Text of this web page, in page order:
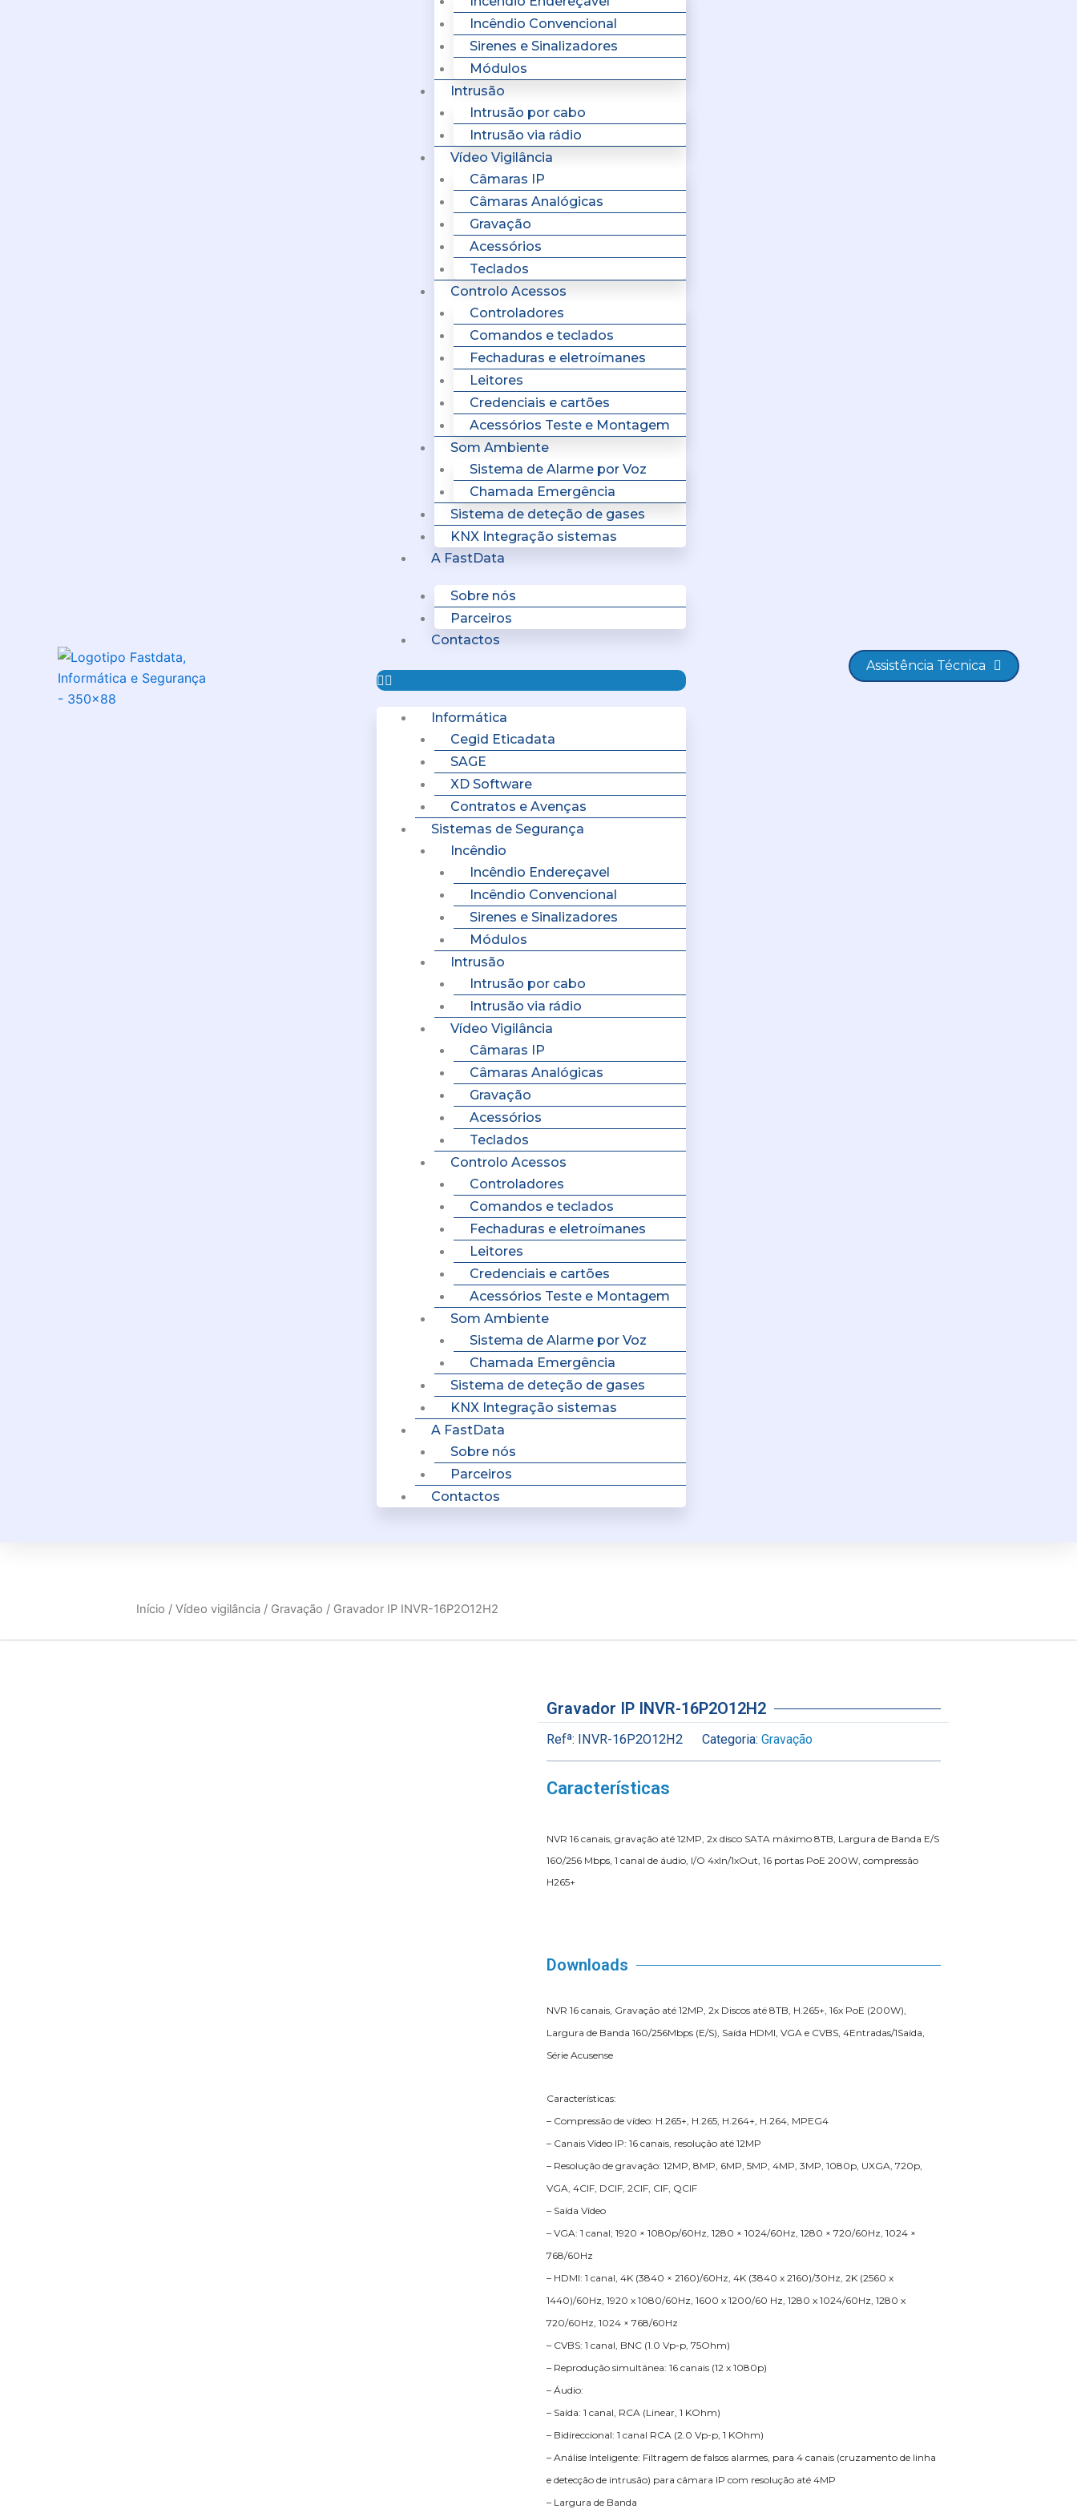
Incêndio Convencional
Sirenes e Sinalizadores
Módulos
Intrusão
Intrusão por cabo
Intrusão via rádio
Vídeo Vigilância
Câmaras IP
Câmaras Analógicas
Gravação
Acessórios
Teclados
Controlo Acessos
Controladores
Comandos e teclados
Fechaduras e eletroímanes
Leitores
Credenciais e cartões
Acessórios Teste e Montagem
Som Ambiente
Sistema de Alarme por Voz
Chamada Emergência
Sistema de deteção de gases
KNX Integração sistemas
A FastData
Sobre nós
Parceiros
Contactos
Informática
Cegid Eticadata
SAGE
XD Software
Contratos e Avenças
Sistemas de Segurança
Incêndio
Incêndio Endereçavel
Incêndio Convencional
Sirenes e Sinalizadores
Módulos
Intrusão
Intrusão por cabo
Intrusão via rádio
Vídeo Vigilância
Câmaras IP
Câmaras Analógicas
Gravação
Acessórios
Teclados
Controlo Acessos
Controladores
Comandos e teclados
Fechaduras e eletroímanes
Leitores
Credenciais e cartões
Acessórios Teste e Montagem
Som Ambiente
Sistema de Alarme por Voz
Chamada Emergência
Sistema de deteção de gases
KNX Integração sistemas
A FastData
Sobre nós
Parceiros
Contactos
Assistência Técnica
Início / Vídeo vigilância / Gravação / Gravador IP INVR-16P2O12H2
Gravador IP INVR-16P2O12H2
Refª: INVR-16P2O12H2 Categoria: Gravação
Características
NVR 16 canais, gravação até 12MP, 2x disco SATA máximo 8TB, Largura de Banda E/S
160/256 Mbps, 1 canal de áudio, I/O 4xIn/1xOut, 16 portas PoE 200W, compressão
H265+
Downloads
NVR 16 canais, Gravação até 12MP, 2x Discos até 8TB, H.265+, 16x PoE (200W),
Largura de Banda 160/256Mbps (E/S), Saída HDMI, VGA e CVBS, 4Entradas/1Saída,
Série Acusense
Características:
– Compressão de vídeo: H.265+, H.265, H.264+, H.264, MPEG4
– Canais Vídeo IP: 16 canais, resolução até 12MP
– Resolução de gravação: 12MP, 8MP, 6MP, 5MP, 4MP, 3MP, 1080p, UXGA, 720p,
VGA, 4CIF, DCIF, 2CIF, CIF, QCIF
– Saída Vídeo
– VGA: 1 canal; 1920 × 1080p/60Hz, 1280 × 1024/60Hz, 1280 × 720/60Hz, 1024 ×
768/60Hz
– HDMI: 1 canal, 4K (3840 × 2160)/60Hz, 4K (3840 x 2160)/30Hz, 2K (2560 x
1440)/60Hz, 1920 x 1080/60Hz, 1600 x 1200/60 Hz, 1280 x 1024/60Hz, 1280 x
720/60Hz, 1024 × 768/60Hz
– CVBS: 1 canal, BNC (1.0 Vp-p, 75Ohm)
– Reprodução simultânea: 16 canais (12 x 1080p)
– Áudio:
– Saída: 1 canal, RCA (Linear, 1 KOhm)
– Bidireccional: 1 canal RCA (2.0 Vp-p, 1 KOhm)
– Análise Inteligente: Filtragem de falsos alarmes, para 4 canais (cruzamento de linha
e detecção de intrusão) para câmara IP com resolução até 4MP
– Largura de Banda